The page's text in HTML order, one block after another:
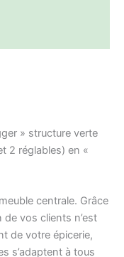
» structure verte
2 réglables) en «
centrale. Grâce
vos clients n’est
de votre épicerie,
s’adaptent à tous